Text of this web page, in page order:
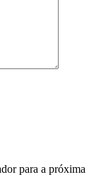
para a próxima